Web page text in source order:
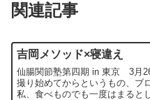
関連記事
吉岡メソッド×寝違え
仙腸関節塾第四期 in 東京 3月
撮り始めてからというもの、ブ
私、食べものでも一度はまると